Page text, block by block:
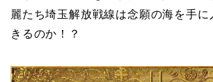
麗たち埼玉解放戦線は念願の海を手
きるのか！？